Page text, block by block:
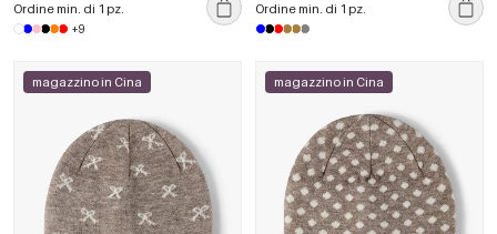
Ordine min. di 1 pz.
+9
Ordine min. di 1 pz.
magazzino in Cina magazzino in Cina